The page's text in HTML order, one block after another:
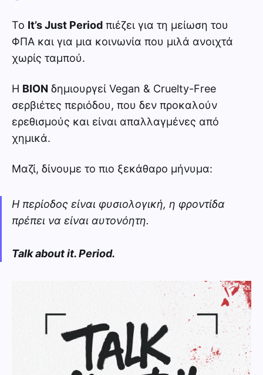
Το It’s Just Period πιέζει για τη μείωση του
ΦΠΑ και για μια κοινωνία που μιλά ανοιχτά
χωρίς ταμπού.
Η ΒΙΟΝ δημιουργεί Vegan & Cruelty-Free
σερβιέτες περιόδου, που δεν προκαλούν
ερεθισμούς και είναι απαλλαγμένες από
χημικά.
Μαζί, δίνουμε το πιο ξεκάθαρο μήνυμα:
Η περίοδος είναι φυσιολογική, η φροντίδα
πρέπει να είναι αυτονόητη.
Talk about it. Period.